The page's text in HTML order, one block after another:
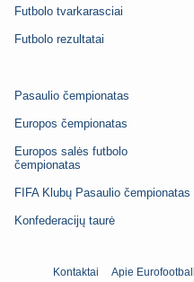
Futbolo tvarkarasciai
Futbolo rezultatai
Pasaulio čempionatas
Europos čempionatas
Europos salės futbolo
čempionatas
FIFA Klubų Pasaulio čempionatas
Konfederacijų taurė
Kontaktai Apie Eurofootball